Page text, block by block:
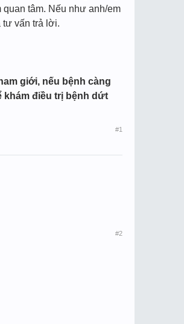
tâm. Nếu như anh/em
vấn trả lời.
giới, nếu bệnh càng
khám điều trị bệnh dứt
#1
#2